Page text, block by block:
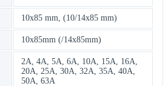
10x85 mm, (10/14x85 mm)
10x85mm (/14x85mm)
2A, 4A, 5A, 6A, 10A, 15A, 16A,
20A, 25A, 30A, 32A, 35A, 40A,
50A, 63A